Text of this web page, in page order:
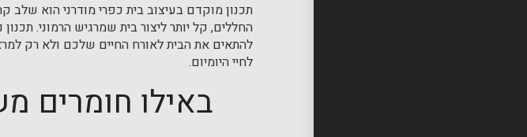
תכנון מוקדם בעיצוב בית כפרי מודרני הוא שלב
החללים, קל יותר ליצור בית שמרגיש הרמוני.
להתאים את הבית לאורח החיים שלכם ולא רק
לחיי היומיום.
באילו חומרים